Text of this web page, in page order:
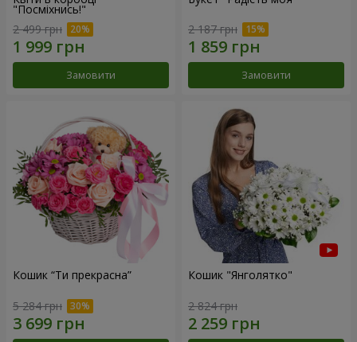
"Посміхнись!"
2 499 грн
Замовити
2 187 грн
Замовити
Кошик “Ти прекрасна”
5 284 грн
Кошик "Янголятко"
2 824 грн